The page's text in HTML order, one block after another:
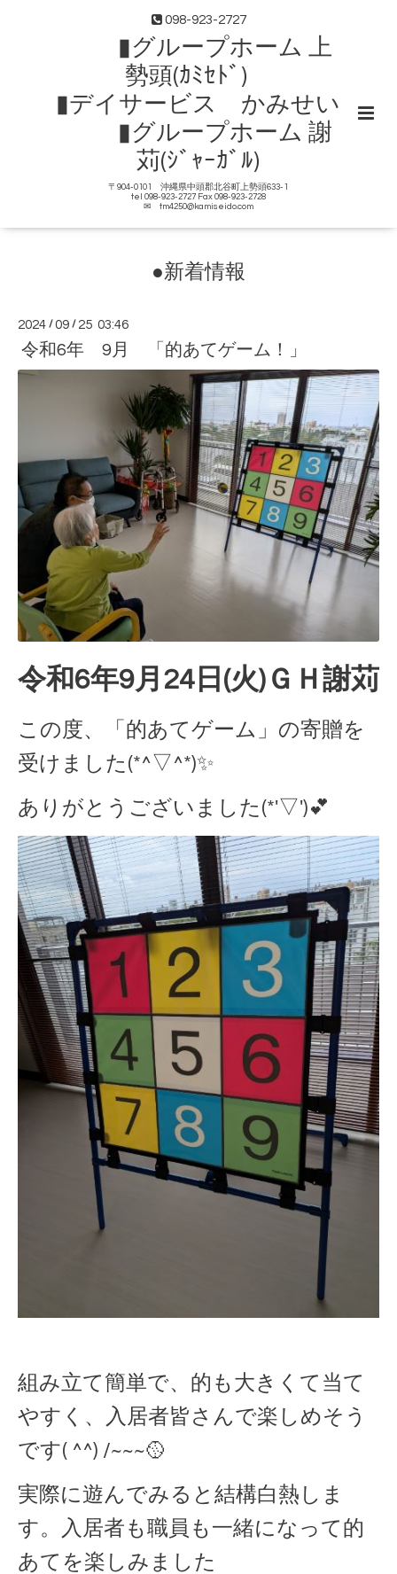
098-923-2727
▮グループホーム 上
勢頭(ｶﾐｾﾄﾞ)
▮デイサービス かみせい
▮グループホーム 謝
苅(ｼﾞｬｰｶﾞﾙ)
〒904-0101 沖縄県中頭郡北谷町上勢頭633-1
tel 098-923-2727 Fax 098-923-2728
✉ tm4250@kamiseido.com
●新着情報
2024 /09 / 25 03:46
令和6年 9月 「的あてゲーム！」
令和6年9月24日(火)ＧＨ謝苅
この度、「的あてゲーム」の寄贈を
受けました(*^▽^*)✨
ありがとうございました(*'▽')💕
組み立て簡単で、的も大きくて当て
やすく、入居者皆さんで楽しめそう
です( ^^) /~~~🥎
実際に遊んでみると結構白熱しま
す。入居者も職員も一緒になって的
あてを楽しみました